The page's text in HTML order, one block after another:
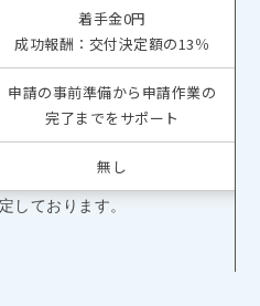
着手金0円
成功報酬：交付決定額の13％
申請の事前準備から申請作業の
完了までをサポート
無し
しております。